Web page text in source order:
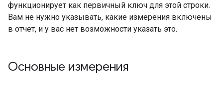
функционирует как первичный ключ для этой строки.
Вам не нужно указывать, какие измерения включены
в отчет, и у вас нет возможности указать это.
Основные измерения